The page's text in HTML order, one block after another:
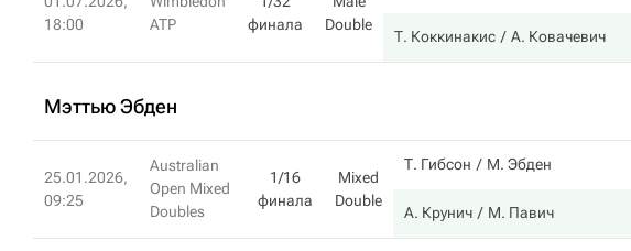
18:00
ATP
финала
Double
Т. Коккинакис А. Ковачевич
Мэттью Эбден
25.01.2026,
09:25
Australian
Open Mixed
Doubles
1/16
финала
Mixed
Double
Т. Гибсон М. Эбден
А. Крунич М. Павич